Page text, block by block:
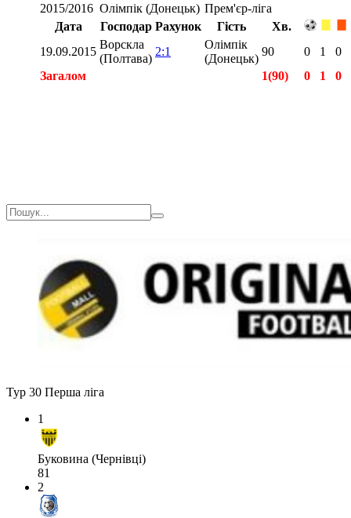
2015/2016 Олімпік (Донецьк) Прем'єр-ліга
Дата
Господар Рахунок Гість
Хв.
19.09.2015
Ворскла
(Полтава)
2:1
Олімпік
(Донецьк)
90 0 1
0
Загалом
1(90) 0 1
0
Тур 30 Перша ліга
1
Буковина (Чернівці)
81
2